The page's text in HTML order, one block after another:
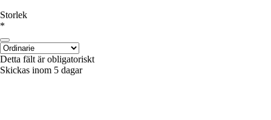
Storlek
*
Detta fält är obligatoriskt
Skickas inom 5 dagar